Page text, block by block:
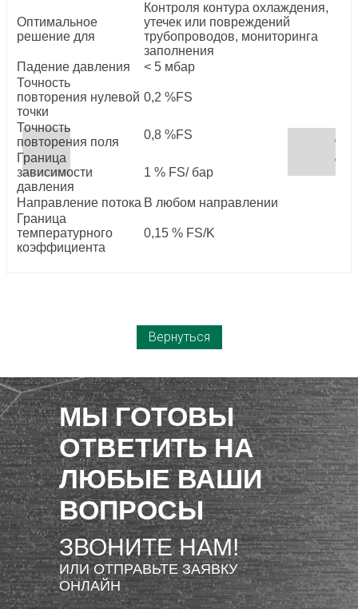
Оптимальное
решение для
Контроля контура охлаждения,
утечек или повреждений
трубопроводов, мониторинга
заполнения
Падение давления
< 5 мбар
Точность
повторения нулевой
точки
0,2 %FS
Точность
повторения поля
0,8 %FS
Граница
зависимости
давления
1 % FS/ бар
Направление потока В любом направлении
Граница
температурного
коэффициента
0,15 % FS/K
Вернуться
МЫ ГОТОВЫ
ОТВЕТИТЬ НА
ЛЮБЫЕ ВАШИ
ВОПРОСЫ
ЗВОНИТЕ НАМ!
ИЛИ ОТПРАВЬТЕ ЗАЯВКУ
ОНЛАЙН